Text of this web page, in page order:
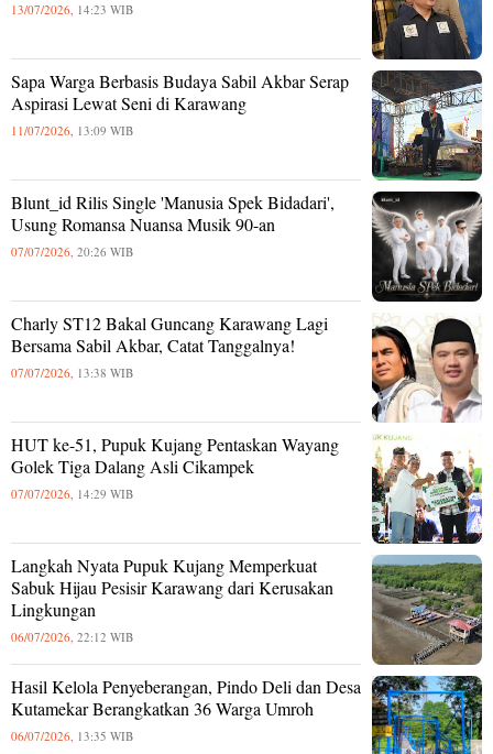
13/07/2026, 14:23 WIB
Sapa Warga Berbasis Budaya Sabil Akbar Serap
Aspirasi Lewat Seni di Karawang
11/07/2026, 13:09 WIB
Blunt_id Rilis Single 'Manusia Spek Bidadari',
Usung Romansa Nuansa Musik 90-an
07/07/2026, 20:26 WIB
Charly ST12 Bakal Guncang Karawang Lagi
Bersama Sabil Akbar, Catat Tanggalnya!
07/07/2026, 13:38 WIB
HUT ke-51, Pupuk Kujang Pentaskan Wayang
Golek Tiga Dalang Asli Cikampek
07/07/2026, 14:29 WIB
Langkah Nyata Pupuk Kujang Memperkuat
Sabuk Hijau Pesisir Karawang dari Kerusakan
Lingkungan
06/07/2026, 22:12 WIB
Hasil Kelola Penyeberangan, Pindo Deli dan Desa
Kutamekar Berangkatkan 36 Warga Umroh
06/07/2026, 13:35 WIB